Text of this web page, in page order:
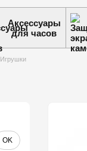
Аксессуары
для часов
Игрушки
OK